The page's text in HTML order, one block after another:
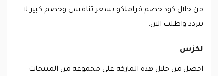
من خلال كود خصم فراملكو بسعر تنافسي وخصم كبير لا
تتردد واطلب الآن.
لكزس
احصل من خلال هذه الماركة على مجموعة من المنتجات